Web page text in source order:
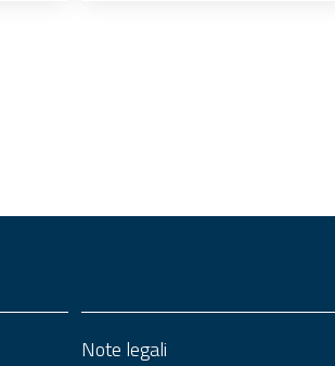
Note legali